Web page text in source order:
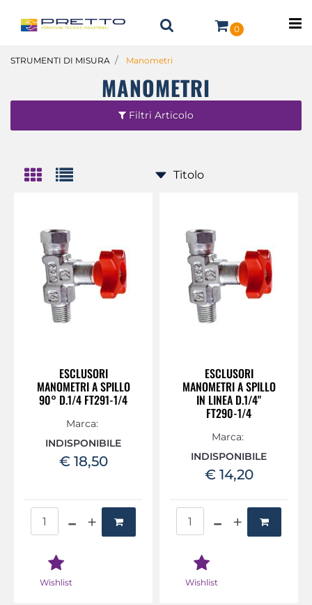
0
STRUMENTI DI MISURA Manometri
MANOMETRI
Filtri Articolo
ESCLUSORI
MANOMETRI A SPILLO
90° D.1/4 FT291-1/4
Marca:
INDISPONIBILE
€ 18,50
Wishlist
ESCLUSORI
MANOMETRI A SPILLO
IN LINEA D.1/4"
FT290-1/4
Marca:
INDISPONIBILE
€ 14,20
Wishlist